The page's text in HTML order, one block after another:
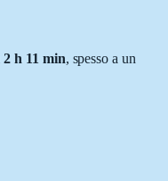
2 h 11 min, spesso a un